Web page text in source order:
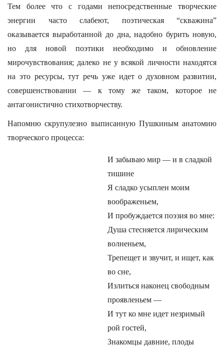
Тем более что с годами непосредственные творческие
энергии часто слабеют, поэтическая “скважина”
оказывается выработанной до дна, надобно бурить новую,
но для новой поэтики необходимо и обновление
мирочувствования; далеко не у всякой личности находятся
на это ресурсы, тут речь уже идет о духовном развитии,
совершенствовании — к тому же таком, которое не
антагонистично стихотворчеству.
Напомню скрупулезно выписанную Пушкиным анатомию
творческого процесса:
И забываю мир — и в сладкой
тишине
Я сладко усыплен моим
воображеньем,
И пробуждается поэзия во мне:
Душа стесняется лирическим
волненьем,
Трепещет и звучит, и ищет, как
во сне,
Излиться наконец свободным
проявленьем —
И тут ко мне идет незримый
рой гостей,
Знакомцы давние, плоды